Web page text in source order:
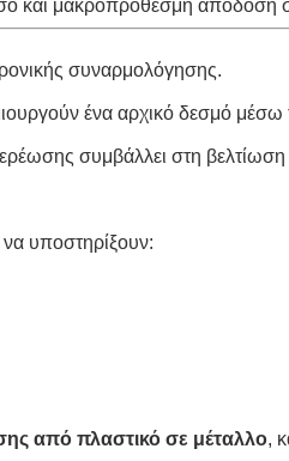
και μακροπρόθεσμη απόδοση
συναρμολόγησης.
ένα αρχικό δεσμό
συμβάλλει στη
υποστηρίξουν:
από πλαστικό σε μέταλλο,